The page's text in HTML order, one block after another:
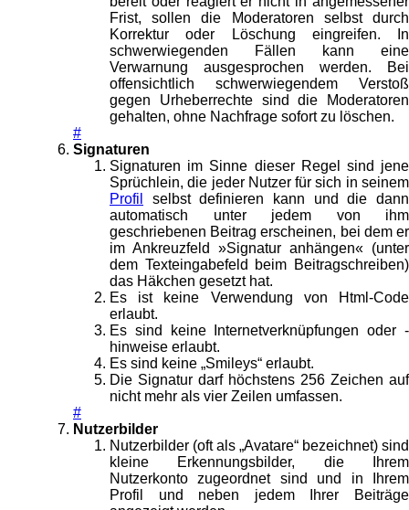
Frist, sollen die Moderatoren selbst durch
Korrektur oder Löschung eingreifen. In
schwerwiegenden Fällen kann eine
Verwarnung ausgesprochen werden. Bei
offensichtlich schwerwiegendem Verstoß
gegen Urheberrechte sind die Moderatoren
gehalten, ohne Nachfrage sofort zu löschen.
#
Signaturen
Signaturen im Sinne dieser Regel sind jene
Sprüchlein, die jeder Nutzer für sich in seinem
Profil
selbst definieren kann und die dann
automatisch unter jedem von ihm
geschriebenen Beitrag erscheinen, bei dem er
im Ankreuzfeld »Signatur anhängen« (unter
dem Texteingabefeld beim Beitragschreiben)
das Häkchen gesetzt hat.
Es ist keine Verwendung von Html-Code
erlaubt.
Es sind keine Internetverknüpfungen oder -
hinweise erlaubt.
Es sind keine „Smileys“ erlaubt.
Die Signatur darf höchstens 256 Zeichen auf
nicht mehr als vier Zeilen umfassen.
#
Nutzerbilder
Nutzerbilder (oft als „Avatare“ bezeichnet) sind
kleine Erkennungsbilder, die Ihrem
Nutzerkonto zugeordnet sind und in Ihrem
Profil und neben jedem Ihrer Beiträge